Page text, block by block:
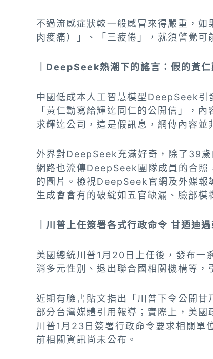
不過流感症狀較一般感冒來得嚴重，
肉痠痛）」、「三疲倦」，就須警覺可
｜DeepSeek熱潮下的謠言：假的黃
中國低成本人工智慧模型DeepSeek引
「黃仁勳寫給輝達同仁的公開信」，
求輝達公司，這是假訊息，網傳內容並
外界對DeepSeek充滿好奇，除了39
網路也流傳DeepSeek團隊成員的合照
的圖片。檢視DeepSeek官網及外媒報
生成會會有的破綻如五官缺漏、臉部模
｜川普上任簽署各式行政命令 甘迺迪
美國總統川普1月20日上任後，發布一
消多元性別、退出聯合國相關機構等，
近期有臉書貼文指出「川普下令公開甘
部分台灣媒體引用報導；實際上，美
川普1月23日簽署行政命令要求相關單
前相關資訊尚未公布。